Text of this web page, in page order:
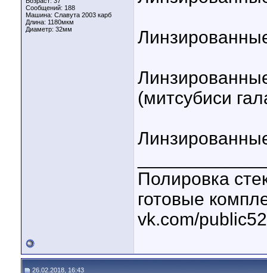
Сообщений: 188
Машина: Славута 2003 карб
Длина: 1180мкм
Диаметр: 32мм
(митсубиси
Полировка
готовые
vk.com/
26.02.2018, 16:43